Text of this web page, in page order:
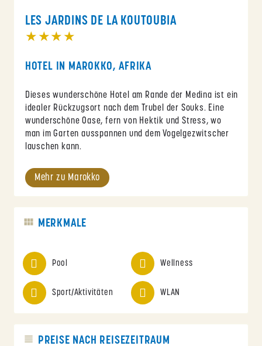
LES JARDINS DE LA KOUTOUBIA
★★★★
HOTEL IN MAROKKO, AFRIKA
Die­ses wun­der­schöne Ho­tel am Rande der Me­dina ist ein
idea­ler Rück­zugs­ort nach dem Tru­bel der Souks. Eine
wun­der­schöne Oase, fern von Hek­tik und Stress, wo
man im Gar­ten aus­span­nen und dem Vo­gel­ge­zwit­scher
lau­schen kann.
Mehr zu Marokko
MERKMALE
Pool Wellness
Sport/Aktivitäten WLAN
PREISE NACH REISEZEITRAUM